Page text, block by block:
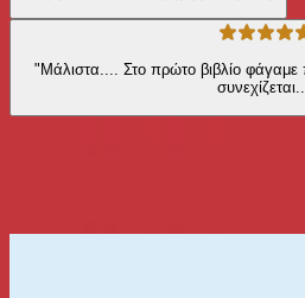
"Μάλιστα.... Στο πρώτο βιβλίο φάγαμε